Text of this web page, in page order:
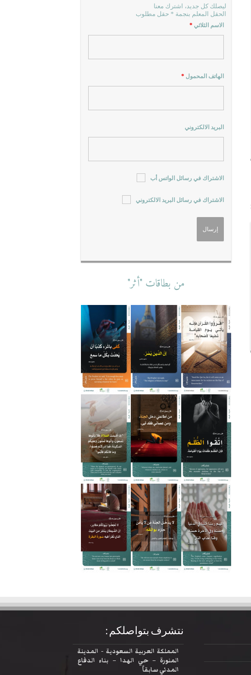
ليصلك كل جديد، اشترك معنا
الحقل المعلم بنجمة * حقل مطلوب
الاسم الثلاثي *
الهاتف المحمول *
البريد الالكتروني
الاشتراك في رسائل الواتس أب
الاشتراك في رسائل البريد الالكتروني
من بطاقات "أثر"
نتشرف بتواصلكم :
المملكة العربية السعودية - المدينة
المنورة – حي الهدا – بناء الدفاع
المدني سابقاً